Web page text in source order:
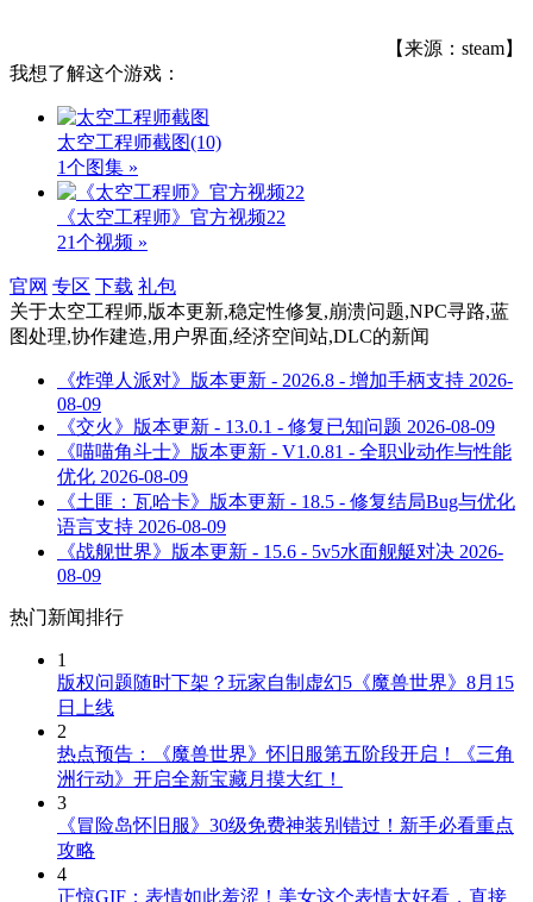
【来源：steam】
我想了解这个游戏：
太空工程师截图(10)
1个图集 »
《太空工程师》官方视频22
21个视频 »
官网 专区 下载 礼包
关于太空工程师,版本更新,稳定性修复,崩溃问题,NPC寻路,蓝
图处理,协作建造,用户界面,经济空间站,DLC的新闻
《炸弹人派对》版本更新 - 2026.8 - 增加手柄支持 2026-
08-09
《交火》版本更新 - 13.0.1 - 修复已知问题 2026-08-09
《喵喵角斗士》版本更新 - V1.0.81 - 全职业动作与性能
优化 2026-08-09
《土匪：瓦哈卡》版本更新 - 18.5 - 修复结局Bug与优化
语言支持 2026-08-09
《战舰世界》版本更新 - 15.6 - 5v5水面舰艇对决 2026-
08-09
热门新闻排行
1
版权问题随时下架？玩家自制虚幻5《魔兽世界》8月15
日上线
2
热点预告：《魔兽世界》怀旧服第五阶段开启！《三角
洲行动》开启全新宝藏月摸大红！
3
《冒险岛怀旧服》30级免费神装别错过！新手必看重点
攻略
4
正惊GIF：表情如此羞涩！美女这个表情太好看，直接